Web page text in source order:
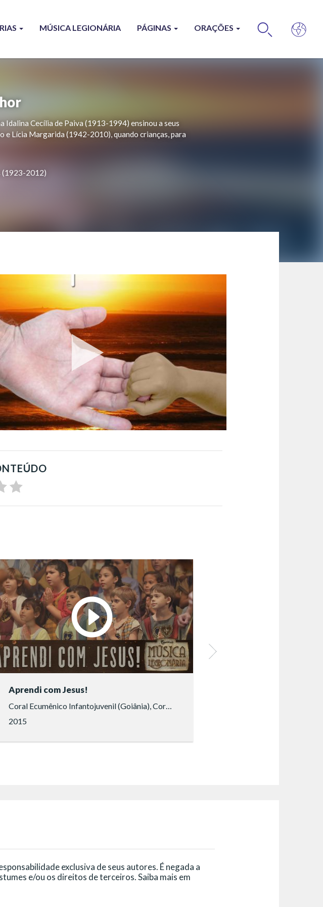
MÚSICA LEGIONÁRIA PÁGINAS ORAÇÕES
Idalina Cecília de Paiva (1913-1994) ensinou a seus
e Lícia Margarida (1942-2010), quando crianças, para
(1923-2012)
Aprendi com Jesus!
Coral Ecumênico Infantojuvenil (Goiânia), Coral Ecumênico Infantojuvenil Boa Vontade (Brasília), Coral Ecumênico Infantojuvenil Boa Vontade (São Paulo), Coral Ecumênico Infantojuvenil Boa Vontade (Campinas)
2015
exclusiva de seus autores. É negada a
e/ou os direitos de terceiros. Saiba mais em